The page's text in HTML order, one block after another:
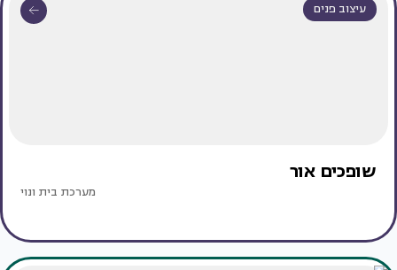
עיצוב פנים
שופכים אור
מערכת בית ונוי